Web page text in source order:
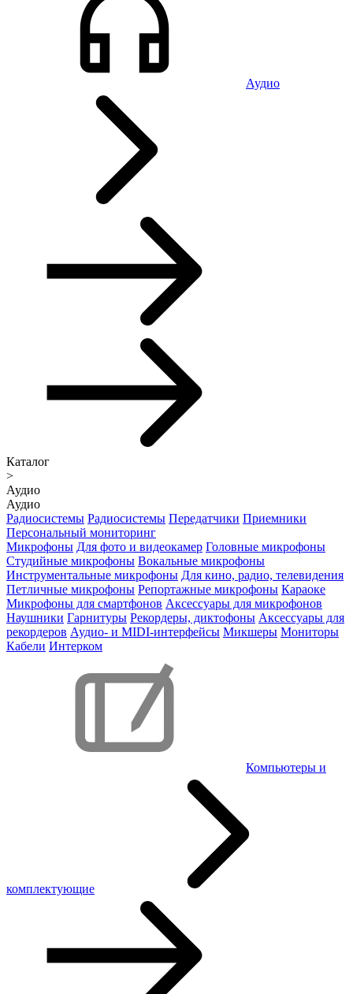
Аудио
Каталог
>
Аудио
Аудио
Радиосистемы Радиосистемы Передатчики Приемники
Персональный мониторинг
Микрофоны Для фото и видеокамер Головные микрофоны
Студийные микрофоны Вокальные микрофоны
Инструментальные микрофоны Для кино, радио, телевидения
Петличные микрофоны Репортажные микрофоны Караоке
Микрофоны для смартфонов Аксессуары для микрофонов
Наушники Гарнитуры Рекордеры, диктофоны Аксессуары для
рекордеров Аудио- и MIDI-интерфейсы Микшеры Мониторы
Кабели Интерком
Компьютеры и
комплектующие